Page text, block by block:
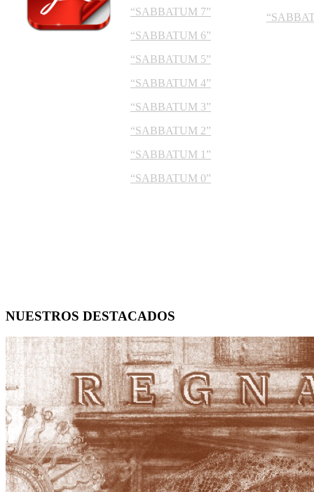
“SABBATUM 7”
“SABBATUM 6”
“SABBATUM 5”
“SABBATUM 4”
“SABBATUM 3”
“SABBATUM 2”
“SABBATUM 1”
“SABBATUM 0”
NUESTROS DESTACADOS